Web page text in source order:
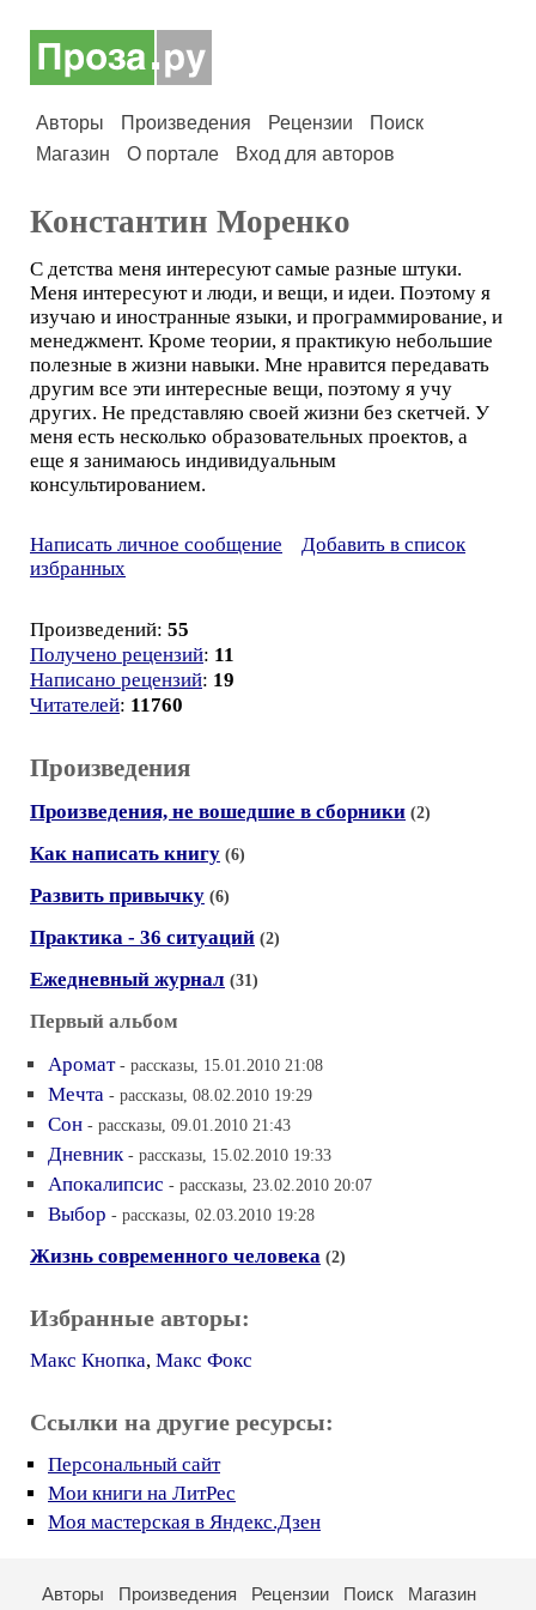
Авторы Произведения Рецензии
Поиск
Магазин
О портале Вход для авторов
Константин Моренко
С детства меня интересуют самые разные штуки.
Меня интересуют и люди, и вещи, и идеи. Поэтому я
изучаю и иностранные языки, и программирование, и
менеджмент. Кроме теории, я практикую небольшие
полезные в жизни навыки. Мне нравится передавать
другим все эти интересные вещи, поэтому я учу
других. Не представляю своей жизни без скетчей. У
меня есть несколько образовательных проектов, а
еще я занимаюсь индивидуальным
консультированием.
Написать личное сообщение
Добавить в список
избранных
Произведений: 55
Получено рецензий: 11
Написано рецензий: 19
Читателей: 11760
Произведения
Произведения, не вошедшие в сборники (2)
Как написать книгу (6)
Развить привычку (6)
Практика - 36 ситуаций (2)
Ежедневный журнал (31)
Первый альбом
Аромат - рассказы, 15.01.2010 21:08
Мечта - рассказы, 08.02.2010 19:29
Сон - рассказы, 09.01.2010 21:43
Дневник - рассказы, 15.02.2010 19:33
Апокалипсис - рассказы, 23.02.2010 20:07
Выбор - рассказы, 02.03.2010 19:28
Жизнь современного человека (2)
Избранные авторы:
Макс Кнопка, Макс Фокс
Ссылки на другие ресурсы:
Персональный сайт
Мои книги на ЛитРес
Моя мастерская в Яндекс.Дзен
Авторы Произведения Рецензии Поиск
Магазин